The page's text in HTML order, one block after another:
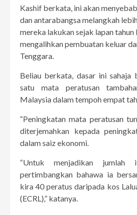
Kashif berkata, ini akan
dan antarabangsa melangkah
mereka lakukan sejak lapan tahun
mengalihkan pembuatan keluar
Tenggara.
Beliau berkata, dasar ini sahaja
satu mata peratusan
Malaysia dalam tempoh empat
“Peningkatan mata peratusan
diterjemahkan kepada
dalam saiz ekonomi.
“Untuk menjadikan
pertimbangkan bahawa ia
kira 40 peratus daripada kos
(ECRL),” katanya.